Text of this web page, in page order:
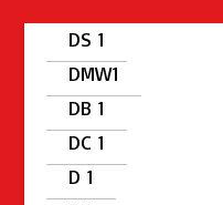
DS 1
DMW1
DB 1
DC 1
D 1